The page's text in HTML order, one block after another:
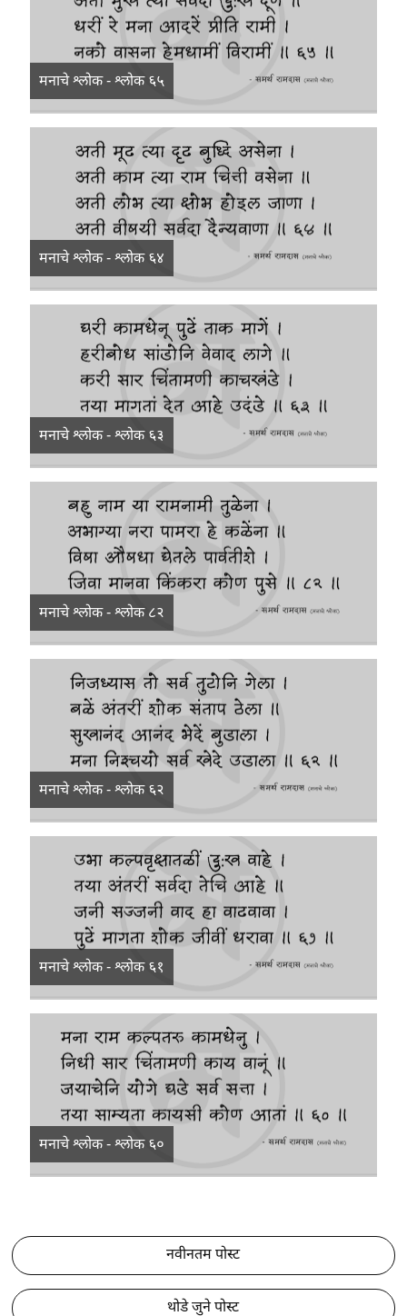
मनाचे श्लोक - श्लोक ६५
मनाचे श्लोक - श्लोक ६४
मनाचे श्लोक - श्लोक ६३
मनाचे श्लोक - श्लोक ८२
मनाचे श्लोक - श्लोक ६२
मनाचे श्लोक - श्लोक ६१
मनाचे श्लोक - श्लोक ६०
नवीनतम पोस्ट
थोडे जुने पोस्ट